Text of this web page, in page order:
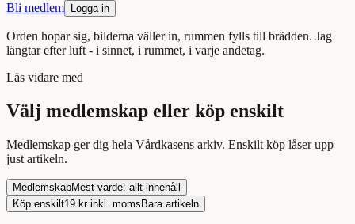
Bli medlem Logga in
Orden hopar sig, bilderna väller in, rummen fylls till brädden. Jag
längtar efter luft - i sinnet, i rummet, i varje andetag.
Läs vidare med
Välj medlemskap eller köp enskilt
Medlemskap ger dig hela Vårdkasens arkiv. Enskilt köp låser upp
just artikeln.
MedlemskapMest värde: allt innehåll
Köp enskilt19 kr inkl. moms Bara artikeln